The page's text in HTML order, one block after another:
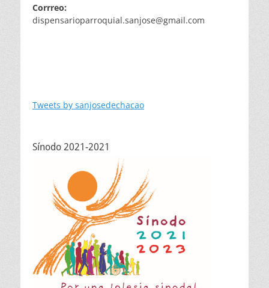
Corrreo:
dispensarioparroquial.sanjose@gmail.com
Tweets by sanjosedechacao
Sínodo 2021-2021